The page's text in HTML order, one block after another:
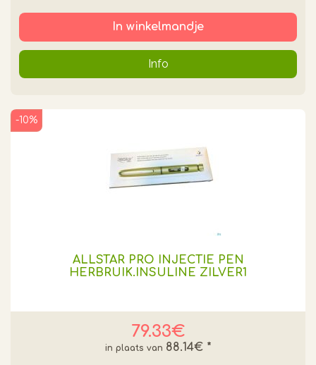
In winkelmandje
Info
ALLSTAR PRO INJECTIE PEN
HERBRUIK.INSULINE ZILVER1
79.33€
-10%
88.14€ *